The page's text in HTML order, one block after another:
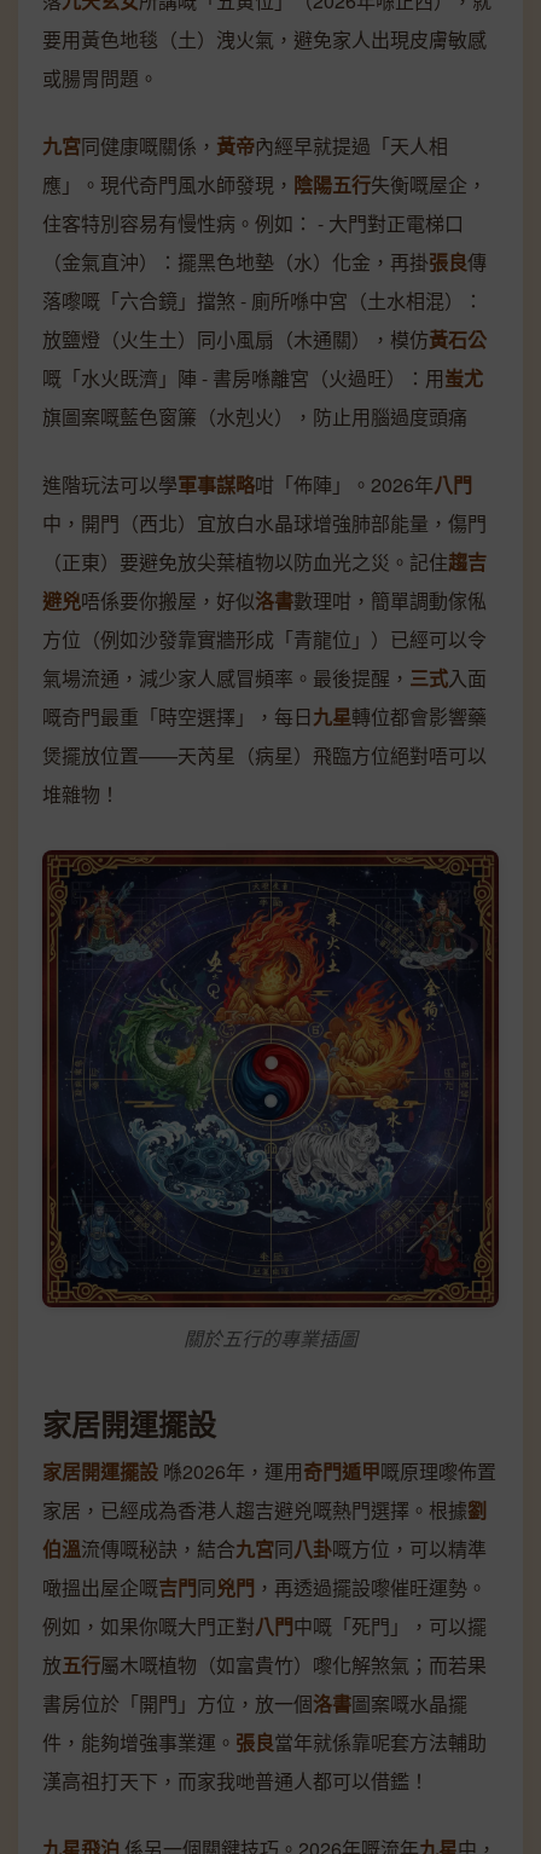
要用黃色地毯（土）洩火氣，避免家人出現皮膚敏感
或腸胃問題。
九宮同健康嘅關係， 黃帝內經早就提過「天人相
應」。現代奇門風水師發現， 陰陽五行失衡嘅屋企，
住客特別容易有慢性病。例如： - 大門對正電梯口
（金氣直沖）：擺黑色地墊（水）化金，再掛張良傳
落嚟嘅「六合鏡」擋煞 - 廁所喺中宮（土水相混）：
放鹽燈（火生土）同小風扇（木通關），模仿黃石公
嘅「水火既濟」陣 - 書房喺離宮（火過旺）：用蚩尤
旗圖案嘅藍色窗簾（水剋火），防止用腦過度頭痛
進階玩法可以學軍事謀略咁「佈陣」。2026年八門
中，開門（西北）宜放白水晶球增強肺部能量，傷門
（正東）要避免放尖葉植物以防血光之災。記住趨吉
避兇唔係要你搬屋，好似洛書數理咁，簡單調動傢俬
方位（例如沙發靠實牆形成「青龍位」）已經可以令
氣場流通，減少家人感冒頻率。最後提醒， 三式入面
嘅奇門最重「時空選擇」，每日九星轉位都會影響藥
煲擺放位置——天芮星（病星）飛臨方位絕對唔可以
堆雜物！
關於五行的專業插圖
家居開運擺設
家居開運擺設 喺2026年，運用奇門遁甲嘅原理嚟佈置
家居，已經成為香港人趨吉避兇嘅熱門選擇。根據劉
伯溫流傳嘅秘訣，結合九宮同八卦嘅方位，可以精準
噉搵出屋企嘅吉門同兇門 ，再透過擺設嚟催旺運勢。
例如，如果你嘅大門正對八門中嘅「死門」，可以擺
放五行屬木嘅植物（如富貴竹）嚟化解煞氣；而若果
書房位於「開門」方位，放一個洛書圖案嘅水晶擺
件，能夠增強事業運。 張良當年就係靠呢套方法輔助
漢高祖打天下，而家我哋普通人都可以借鑑！